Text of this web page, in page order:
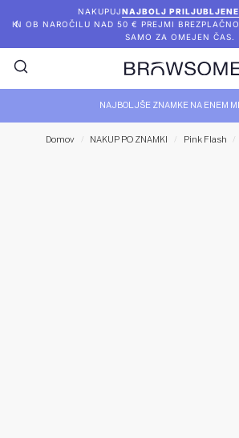
NAKUPUJNAJBOLJ
IN OB NAROČILU NAD 50 € PREJMI
SAMO ZA OMEJEN ČAS.
NAJBOLJŠE ZNAMKE NA ENEM
Domov / NAKUP PO ZNAMKI / Pink Flash /